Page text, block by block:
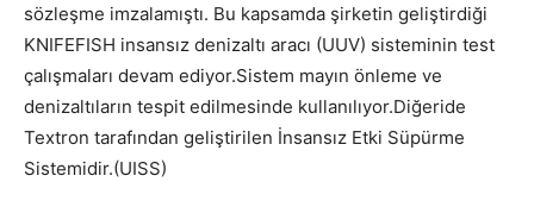
sözleşme imzalamıştı. Bu kapsamda şirketin geliştirdiği
KNIFEFISH insansız denizaltı aracı (UUV) sisteminin test
çalışmaları devam ediyor.Sistem mayın önleme ve
denizaltıların tespit edilmesinde kullanılıyor.Diğeride
Textron tarafından geliştirilen İnsansız Etki Süpürme
Sistemidir.(UISS)